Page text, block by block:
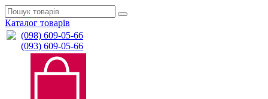
Каталог товарів
(098) 609-05-66
(093) 609-05-66